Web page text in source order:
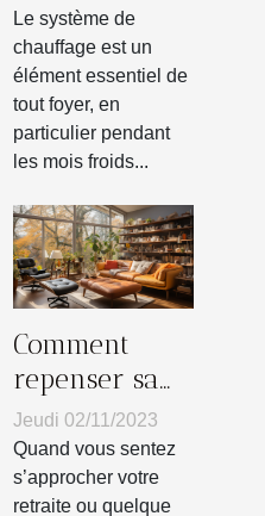
système de
chauffage : un
guide
Le système de
chauffage est un
élément essentiel de
tout foyer, en
particulier pendant
les mois froids...
Comment
repenser sa
maison
lorsque la
vieillesse
Jeudi 02/11/2023
Quand vous sentez
s’approcher votre
retraite ou quelque